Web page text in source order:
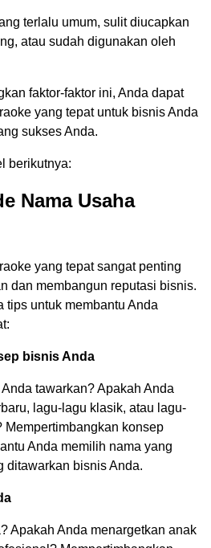
terlalu umum, sulit diucapkan
atau sudah digunakan oleh
faktor-faktor ini, Anda dapat
yang tepat untuk bisnis Anda
sukses Anda.
berikutnya:
Nama Usaha
yang tepat sangat penting
dan membangun reputasi bisnis.
tips untuk membantu Anda
bisnis Anda
tawarkan? Apakah Anda
lagu-lagu klasik, atau lagu-
Mempertimbangkan konsep
Anda memilih nama yang
ditawarkan bisnis Anda.
Apakah Anda menargetkan anak